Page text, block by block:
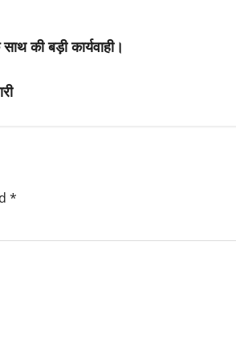
की बड़ी कार्यवाही।
*